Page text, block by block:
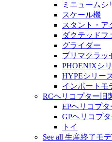
ミニュームシ
スケール機
スタント・ア
ダクテッドフ
グライダー
プリマクラッ
PHOENIXシ
HYPEシリー
インポートモ
RCヘリコプター旧
EPヘリコプタ
GPヘリコプ
トイ
See all 生産終了モ